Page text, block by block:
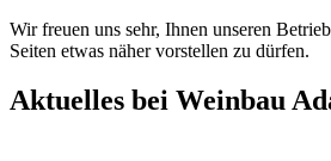
Wir freuen uns sehr, Ihnen unseren
Seiten etwas näher vorstellen zu dürfen.
Aktuelles bei Weinbau